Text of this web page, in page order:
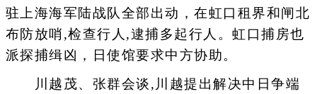
驻上海海军陆战队全部出动，在虹口租界和闸北
布防放哨,检查行人,逮捕多起行人。虹口捕房也
派探捕缉凶，日使馆要求中方协助。
川越茂、张群会谈,川越提出解决中日争端